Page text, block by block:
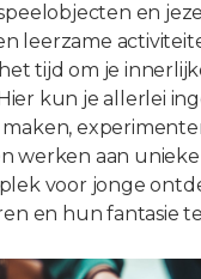
en
leerzame
tijd om je
kun je allerlei
werken aan
voor jonge
en hun fantasie